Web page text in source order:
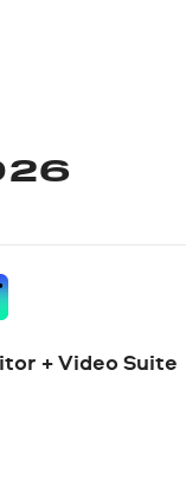
+ Video Suite